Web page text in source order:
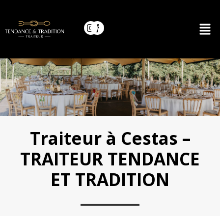
Traiteur à Cestas –
TRAITEUR TENDANCE
ET TRADITION